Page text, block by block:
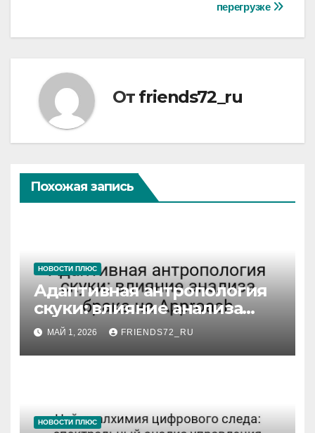
перегрузке
От friends72_ru
Похожая запись
НОВОСТИ ПЛЮС
Адаптивная антропология
скуки: влияние анализа
брака на Approach
МАЙ 1, 2026 FRIENDS72_RU
НОВОСТИ ПЛЮС